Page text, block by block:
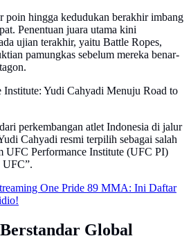
poin hingga kedudukan berakhir imbang
Penentuan juara utama kini
ujian terakhir, yaitu Battle Ropes,
pamungkas sebelum mereka benar-
Institute: Yudi Cahyadi Menuju Road to
perkembangan atlet Indonesia di jalur
Cahyadi resmi terpilih sebagai salah
UFC Performance Institute (UFC PI)
UFC”.
One Pride 89 MMA: Ini Daftar
Global